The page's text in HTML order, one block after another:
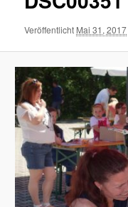
Veröffentlicht Mai 31, 2017